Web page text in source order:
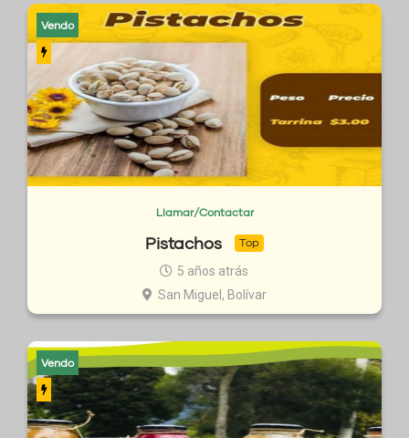
Vendo
Llamar/Contactar
Pistachos Top
5 años atrás
San Miguel, Bolívar
Vendo